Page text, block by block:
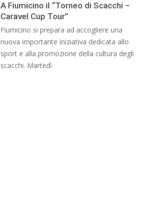
A Fiumicino il “Torneo di Scacchi –
Caravel Cup Tour”
Fiumicino si prepara ad accogliere una
nuova importante iniziativa dedicata allo
sport e alla promozione della cultura degli
scacchi. Martedì